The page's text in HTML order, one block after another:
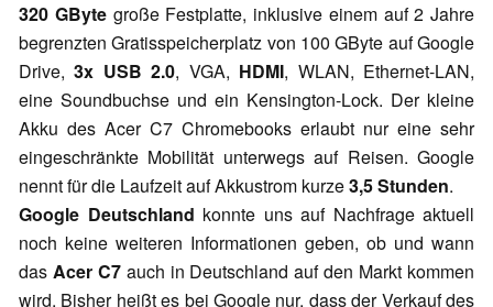
320 GBytegroße Festplatte, inklusive einem auf 2 Jahre
begrenzten Gratisspeicherplatz von 100 GByte auf Google
Drive,3x USB 2.0, VGA, HDMI, WLAN, Ethernet-LAN,
eine Soundbuchse und ein Kensington-Lock. Der kleine
Akku des Acer C7 Chromebooks erlaubt nur eine sehr
eingeschränkte Mobilität unterwegs auf Reisen. Google
nennt für die Laufzeit auf Akkustrom kurze3,5 Stunden.
Google Deutschland konnte uns auf Nachfrage aktuell
noch keine weiteren Informationen geben, ob und wann
das Acer C7auch in Deutschland auf den Markt kommen
wird. Bisher heißt es bei Google nur, dass der Verkauf des